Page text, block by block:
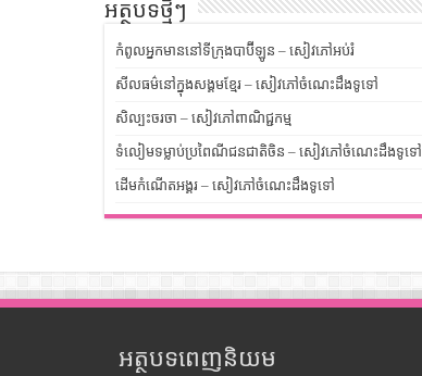
អត្ថបទថ្មីៗ
កំពូលអ្នកមាននៅទីក្រុងបាប៊ីឡូន – សៀវភៅអប់រំ
សីលធម៌នៅក្នុងសង្គមខ្មែរ – សៀវភៅចំណេះដឹងទូទៅ
សិល្បះចរចា – សៀវភៅពាណិជ្ជកម្ម
ទំលៀមទម្លាប់ប្រពៃណីជនជាតិចិន – សៀវភៅចំណេះដឹងទូទៅ
ដើមកំណើតអង្គរ – សៀវភៅចំណេះដឹងទូទៅ
អត្ថបទពេញនិយម